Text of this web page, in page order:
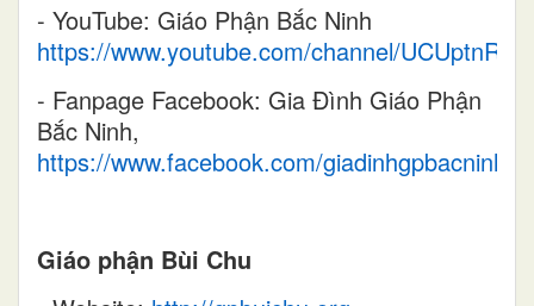
- YouTube: Giáo Phận Bắc Ninh
https://www.youtube.com/channel/
- Fanpage Facebook: Gia Đình Giáo Phận
Bắc Ninh,
https://www.facebook.com/giadinhgpbacninh
Giáo phận Bùi Chu